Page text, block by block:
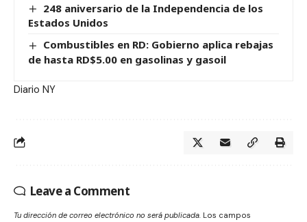
248 aniversario de la Independencia de los
Estados Unidos
Combustibles en RD: Gobierno aplica rebajas
de hasta RD$5.00 en gasolinas y gasoil
Diario NY
Leave a Comment
Tu dirección de correo electrónico no será publicada. Los campos